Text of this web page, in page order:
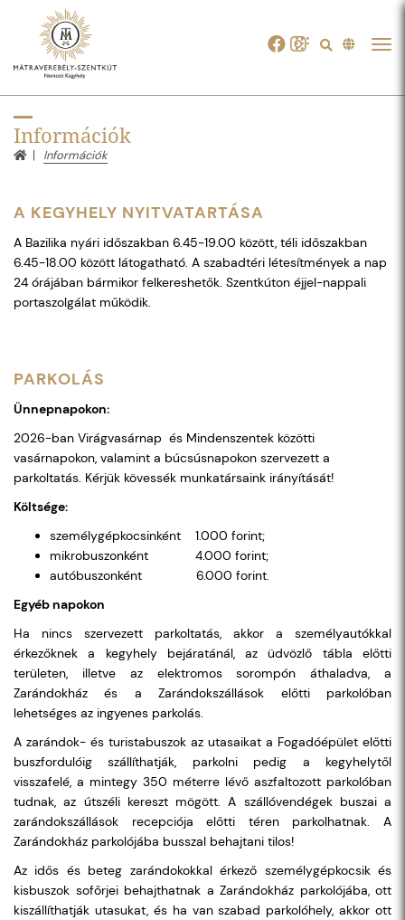
Információk
Információk
A KEGYHELY NYITVATARTÁSA
A Bazilika nyári időszakban 6.45-19.00 között, téli időszakban
6.45-18.00 között látogatható. A szabadtéri létesítmények a nap
24 órájában bármikor felkereshetők. Szentkúton éjjel-nappali
portaszolgálat működik.
PARKOLÁS
Ünnepnapokon:
2026-ban Virágvasárnap és Mindenszentek közötti
vasárnapokon, valamint a búcsúsnapokon szervezett a
parkoltatás. Kérjük kövessék munkatársaink irányítását!
Költsége:
személygépkocsinként 1.000 forint;
mikrobuszonként 4.000 forint;
autóbuszonként 6.000 forint.
Egyéb napokon
Ha nincs szervezett parkoltatás, akkor a személyautókkal
érkezőknek a kegyhely bejáratánál, az üdvözlő tábla előtti
területen, illetve az elektromos sorompón áthaladva, a
Zarándokház és a Zarándokszállások előtti parkolóban
lehetséges az ingyenes parkolás.
A zarándok- és turistabuszok az utasaikat a Fogadóépület előtti
buszfordulóig szállíthatják, parkolni pedig a kegyhelytől
visszafelé, a mintegy 350 méterre lévő aszfaltozott parkolóban
tudnak, az útszéli kereszt mögött. A szállóvendégek buszai a
zarándokszállások recepciója előtti téren parkolhatnak. A
Zarándokház parkolójába busszal behajtani tilos!
Az idős és beteg zarándokokkal érkező személygépkocsik és
kisbuszok sofőrjei behajthatnak a Zarándokház parkolójába, ott
kiszállíthatják utasukat, és ha van szabad parkolóhely, akkor ott